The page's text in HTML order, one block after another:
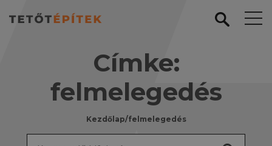
Címke:
felmelegedés
Kezdőlap/felmelegedés